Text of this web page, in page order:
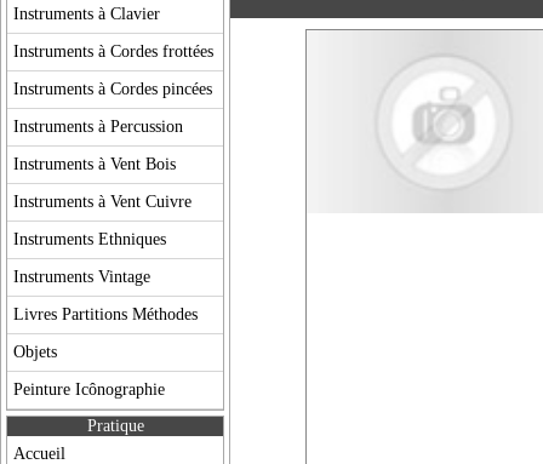
Instruments à Clavier
Instruments à Cordes frottées
Instruments à Cordes pincées
Instruments à Percussion
Instruments à Vent Bois
Instruments à Vent Cuivre
Instruments Ethniques
Instruments Vintage
Livres Partitions Méthodes
Objets
Peinture Icônographie
Pratique
Accueil